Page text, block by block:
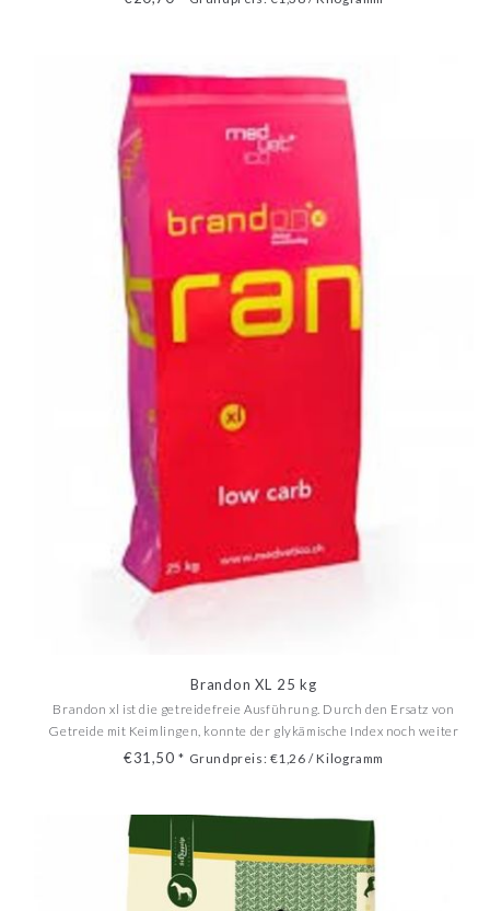
Brandon XL 25 kg
Brandon xl ist die getreidefreie Ausführung. Durch den Ersatz von
Getreide mit Keimlingen, konnte der glykämische Index noch weiter
gesenkt werden. Brandon xl eignet sich deshalb insbesondere auch für
€31,50* Grundpreis: €1,26 / Kilogramm